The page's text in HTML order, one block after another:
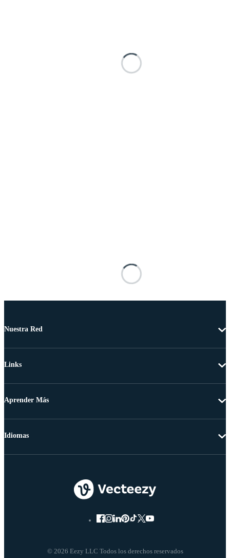
Nuestra Red
Links
Aprender Más
© 2026 Eezy LLC Todos los derechos reservados
Idiomas